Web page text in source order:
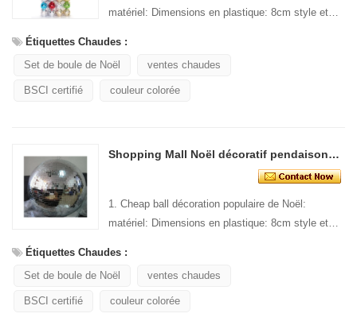
matériel: Dimensions en plastique: 8cm style et
Étiquettes Chaudes :
Set de boule de Noël
ventes chaudes
BSCI certifié couleur colorée
Shopping Mall Noël décoratif pendaison Disco ball
1. Cheap ball décoration populaire de Noël:
matériel: Dimensions en plastique: 8cm style et
Étiquettes Chaudes :
Set de boule de Noël
ventes chaudes
BSCI certifié couleur colorée